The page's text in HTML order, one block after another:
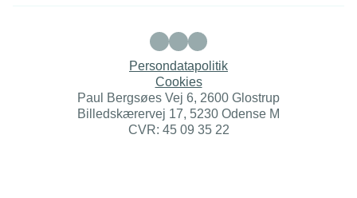
Persondatapolitik
Cookies
Paul Bergsøes Vej 6, 2600 Glostrup
Billedskærervej 17, 5230 Odense M
CVR: 45 09 35 22